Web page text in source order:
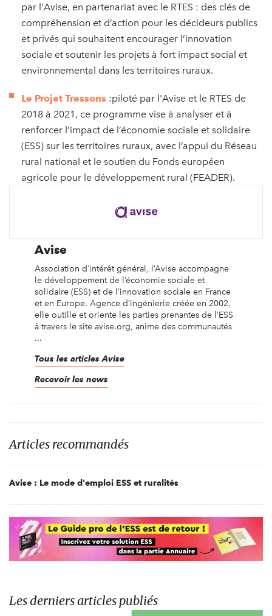
par l'Avise, en partenariat avec le RTES : des clés de
compréhension et d’action pour les décideurs publics
et privés qui souhaitent encourager l’innovation
sociale et soutenir les projets à fort impact social et
environnemental dans les territoires ruraux.
Le Projet Tressons :piloté par l'Avise et le RTES de
2018 à 2021, ce programme vise à analyser et à
renforcer l’impact de l’économie sociale et solidaire
(ESS) sur les territoires ruraux, avec l’appui du Réseau
rural national et le soutien du Fonds européen
agricole pour le développement rural (FEADER).
Avise
Association d’intérêt général, l’Avise accompagne
le développement de l’économie sociale et
solidaire (ESS) et de l’innovation sociale en France
et en Europe. Agence d’ingénierie créée en 2002,
elle outille et oriente les parties prenantes de l’ESS
à travers le site avise.org, anime des communautés
...
Tous les articles Avise
Recevoir les news
Articles recommandés
Avise : Le mode d'emploi ESS et ruralités
Les derniers articles publiés